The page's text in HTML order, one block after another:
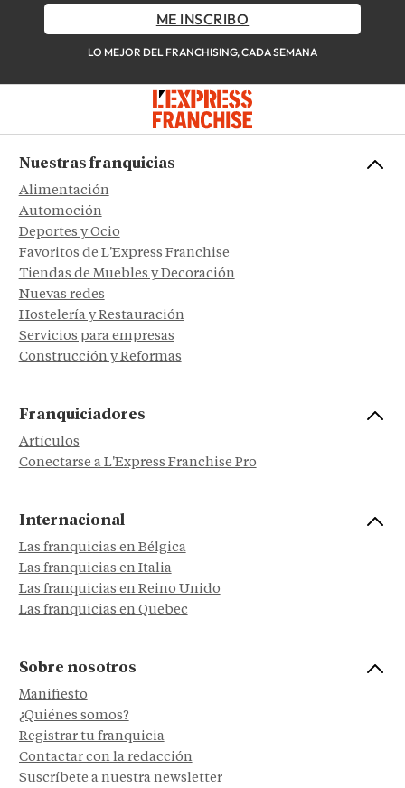
ME INSCRIBO
LO MEJOR DEL FRANCHISING, CADA SEMANA
Nuestras franquicias
Alimentación
Automoción
Deportes y Ocio
Favoritos de L'Express Franchise
Tiendas de Muebles y Decoración
Nuevas redes
Hostelería y Restauración
Servicios para empresas
Construcción y Reformas
Franquiciadores
Artículos
Conectarse a L'Express Franchise Pro
Internacional
Las franquicias en Bélgica
Las franquicias en Italia
Las franquicias en Reino Unido
Las franquicias en Quebec
Sobre nosotros
Manifiesto
¿Quiénes somos?
Registrar tu franquicia
Contactar con la redacción
Suscríbete a nuestra newsletter